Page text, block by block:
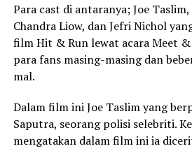
Para cast di antaranya; Joe
Chandra Liow, dan Jefri Nichol
film Hit & Run lewat acara Meet
para fans masing-masing dan
mal.
Dalam film ini Joe Taslim yang
Saputra, seorang polisi selebriti.
mengatakan dalam film ini ia